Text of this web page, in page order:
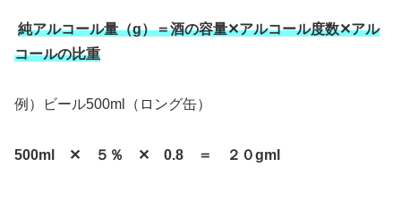
純アルコール量（g）＝酒の容量✕アルコール度数✕アル
コールの比重
例）ビール500ml（ロング缶）
500ml ✕ ５％ ✕ 0.8 ＝ ２０gml